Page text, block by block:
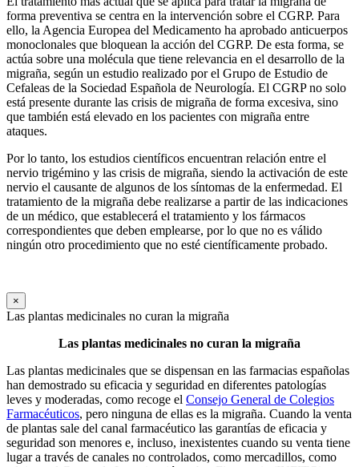
forma preventiva se centra en la intervención sobre el CGRP. Para
ello, la Agencia Europea del Medicamento ha aprobado anticuerpos
monoclonales que bloquean la acción del CGRP. De esta forma, se
actúa sobre una molécula que tiene relevancia en el desarrollo de la
migraña, según un estudio realizado por el Grupo de Estudio de
Cefaleas de la Sociedad Española de Neurología. El CGRP no solo
está presente durante las crisis de migraña de forma excesiva, sino
que también está elevado en los pacientes con migraña entre
ataques.
Por lo tanto, los estudios científicos encuentran relación entre el
nervio trigémino y las crisis de migraña, siendo la activación de este
nervio el causante de algunos de los síntomas de la enfermedad. El
tratamiento de la migraña debe realizarse a partir de las indicaciones
de un médico, que establecerá el tratamiento y los fármacos
correspondientes que deben emplearse, por lo que no es válido
ningún otro procedimiento que no esté científicamente probado.
×
Las plantas medicinales no curan la migraña
Las plantas medicinales no curan la migraña
Las plantas medicinales que se dispensan en las farmacias españolas
han demostrado su eficacia y seguridad en diferentes patologías
leves y moderadas, como recoge el Consejo General de Colegios
Farmacéuticos, pero ninguna de ellas es la migraña. Cuando la venta
de plantas sale del canal farmacéutico las garantías de eficacia y
seguridad son menores e, incluso, inexistentes cuando su venta tiene
lugar a través de canales no controlados, como mercadillos, como